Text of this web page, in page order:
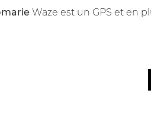
marie Waze est un GPS et en